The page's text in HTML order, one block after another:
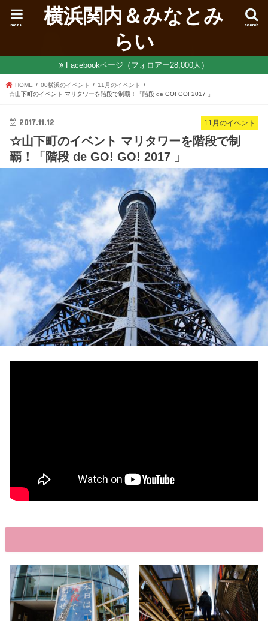
横浜関内＆みなとみ
らい
search
menu
Facebookページ（フォロアー28,000人）
HOME 00横浜のイベント
11月のイベント
☆山下町のイベント マリタワーを階段で制覇！「階段 de GO! GO! 2017 」
11月のイベント
2017.11.12
☆山下町のイベント マリタワーを階段で制
覇！「階段 de GO! GO! 2017 」